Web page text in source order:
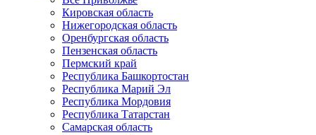
Кировская область
Нижегородская область
Оренбургская область
Пензенская область
Пермский край
Республика Башкортостан
Республика Марий Эл
Республика Мордовия
Республика Татарстан
Самарская область